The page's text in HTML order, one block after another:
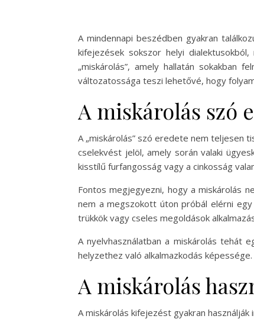
A mindennapi beszédben gyakran
kifejezések sokszor helyi
„miskárolás”, amely hallatán sokakban
változatossága teszi lehetővé, hogy
A miskárolás szó
A „miskárolás” szó eredete nem teljesen
cselekvést jelöl, amely során valaki
kisstílű furfangosság vagy a cinkosság
Fontos megjegyezni, hogy a miskárolás
nem a megszokott úton próbál elérni
trükkök vagy cseles megoldások
A nyelvhasználatban a miskárolás tehát
helyzethez való alkalmazkodás képessége.
A miskárolás
A miskárolás kifejezést gyakran